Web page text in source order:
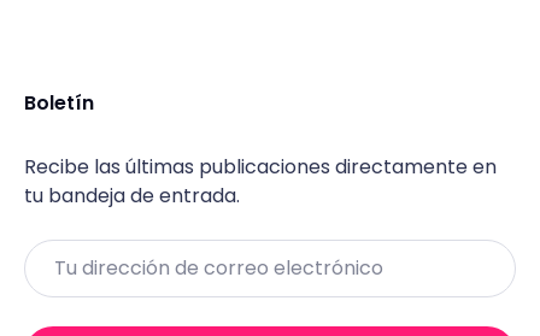
Boletín
Recibe las últimas publicaciones directamente en
tu bandeja de entrada.
Email